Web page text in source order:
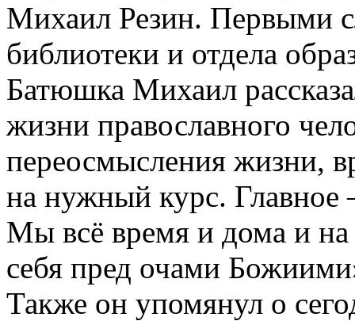
Михаил Резин. Первыми
библиотеки и отдела
Батюшка Михаил
жизни православного
переосмысления жизни,
на нужный курс. Главное
Мы всё время и дома и на
себя пред очами
Также он упомянул о